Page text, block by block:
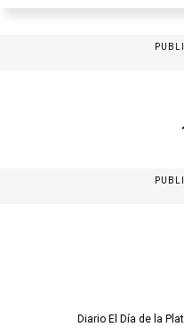
Diario El Día de la